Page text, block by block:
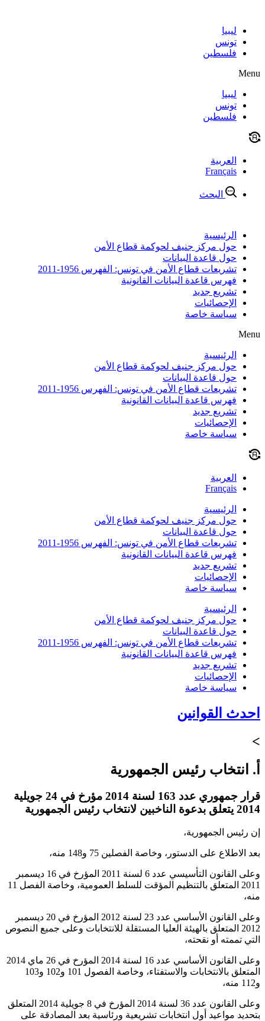
contentليبيا
تونس
فلسطين
Menu
ليبيا
تونس
فلسطين
العربية
Français
البحث
الرئيسية
حول مركز جنيف لحوكمة قطاع الأمن
حول قاعدة البيانات
تشريعات قطاع الأمن في تونس: الفهرس 1956-2011
فهرس قاعدة البيانات القانونية
تشريع جديد
الإحصائيات
سياسة خاصة
Menu
الرئيسية
حول مركز جنيف لحوكمة قطاع الأمن
حول قاعدة البيانات
تشريعات قطاع الأمن في تونس: الفهرس 1956-2011
فهرس قاعدة البيانات القانونية
تشريع جديد
الإحصائيات
سياسة خاصة
العربية
Français
الرئيسية
حول مركز جنيف لحوكمة قطاع الأمن
حول قاعدة البيانات
تشريعات قطاع الأمن في تونس: الفهرس 1956-2011
فهرس قاعدة البيانات القانونية
تشريع جديد
الإحصائيات
سياسة خاصة
الرئيسية
حول مركز جنيف لحوكمة قطاع الأمن
حول قاعدة البيانات
تشريعات قطاع الأمن في تونس: الفهرس 1956-2011
فهرس قاعدة البيانات القانونية
تشريع جديد
الإحصائيات
سياسة خاصة
احدث القوانين
>
أ. انتخاب رئيس الجمهورية
قرار جمهوري عدد 163 لسنة 2014 مؤرخ في 24 جويلية
2014 يتعلق بدعوة الناخبين لانتخاب رئيس الجمهورية
إن رئيس الجمهورية،
بعد الاطلاع على الدستور، وخاصة الفصلين 75 و148 منه،
وعلى القانون التأسيسي عدد 6 لسنة 2011 المؤرخ في 16 ديسمبر
2011 المتعلق بالتنظيم المؤقت للسلط العمومية، وخاصة الفصل 11
منه،
وعلى القانون الأساسي عدد 23 لسنة 2012 المؤرخ في 20 ديسمبر
2012 المتعلق بالهيئة العليا المستقلة للانتخابات وعلى جميع النصوص
التي تممته أو نقحته،
وعلى القانون الأساسي عدد 16 لسنة 2014 المؤرخ في 26 ماي 2014
المتعلق بالانتخابات والاستفتاء، وخاصة الفصول 101 و102 و103
و112 منه،
وعلى القانون عدد 36 لسنة 2014 المؤرخ في 8 جويلية 2014 المتعلق
بتحديد مواعيد أول انتخابات تشريعية ورئاسية بعد المصادقة على